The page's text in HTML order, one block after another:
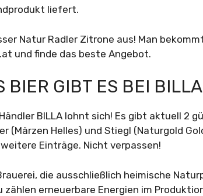
liefert.
Natur Radler Zitrone aus! Man
und finde das beste Angebot.
BIER GIBT ES BEI BILLA
BILLA lohnt sich! Es gibt aktuell 2
(Märzen Helles) und Stiegl (Naturgold
weitere Einträge. Nicht verpassen!
die ausschließlich heimische
zählen erneuerbare Energien im